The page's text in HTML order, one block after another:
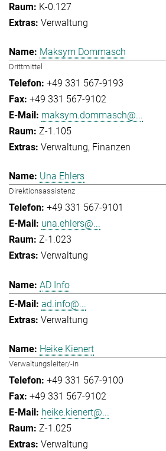
K-0.127
Verwaltung
Maksym Dommasch
Drittmittel
+49 331 567-9193
+49 331 567-9102
maksym.dommasch@...
Z-1.105
Verwaltung Finanzen
Una Ehlers
Direktionsassistenz
+49 331 567-9101
una.ehlers@...
Z-1.023
Verwaltung
AD Info
ad.info@...
Verwaltung
Heike Kienert
Verwaltungsleiter/-in
+49 331 567-9100
+49 331 567-9102
heike.kienert@...
Z-1.025
Verwaltung